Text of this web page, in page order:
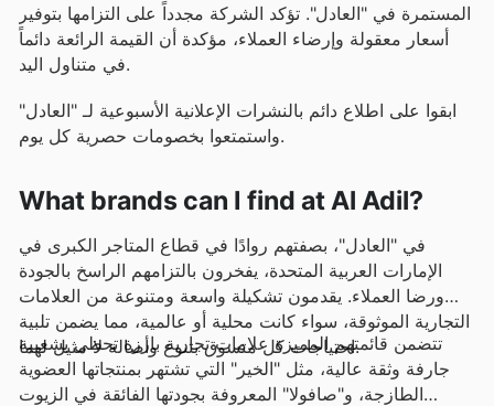
المستمرة في "العادل". تؤكد الشركة مجدداً على التزامها بتوفير
أسعار معقولة وإرضاء العملاء، مؤكدة أن القيمة الرائعة دائماً
في متناول اليد.
ابقوا على اطلاع دائم بالنشرات الإعلانية الأسبوعية لـ "العادل"
واستمتعوا بخصومات حصرية كل يوم.
What brands can I find at Al Adil?
في "العادل"، بصفتهم روادًا في قطاع المتاجر الكبرى في
الإمارات العربية المتحدة، يفخرون بالتزامهم الراسخ بالجودة
ورضا العملاء. يقدمون تشكيلة واسعة ومتنوعة من العلامات
التجارية الموثوقة، سواء كانت محلية أو عالمية، مما يضمن تلبية
احتياجات كل متسوق بتنوع وأصالة لا مثيل لهما.
تتضمن قائمتهم المميزة علامات تجارية بارزة تحظى بشعبية
جارفة وثقة عالية، مثل "الخير" التي تشتهر بمنتجاتها العضوية
الطازجة، و"صافولا" المعروفة بجودتها الفائقة في الزيوت